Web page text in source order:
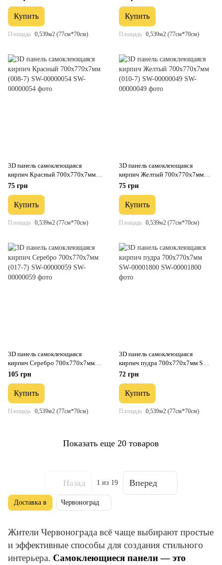
Купить
Площадь 0,539м2 (77см*70см)
Купить
Площадь 0,539м2 (77см*70см)
3D панель самоклеющаяся
кирпич Красный 700x770x7мм
(008-7) SW-00000054
75 грн
Купить
Площадь 0,539м2 (77см*70см)
3D панель самоклеющаяся
кирпич Желтый 700x770x7мм
(010-7) SW-00000049
75 грн
Купить
Площадь 0,539м2 (77см*70см)
3D панель самоклеющаяся
кирпич Серебро 700x770x7мм
(017-7) SW-00000059
105 грн
Купить
Площадь 0,539м2 (77см*70см)
3D панель самоклеющаяся
кирпич пудра 700х770х7мм SW-
00001800
72 грн
Купить
Площадь 0,539м2 (77см*70см)
Показать еще 20 товаров
Назад 1 из 19 Вперед
Жители Червонограда всё чаще выбирают простые
и эффективные способы для создания стильного
интерьера. Самоклеющиеся панели — это
Доставка в Червоноград